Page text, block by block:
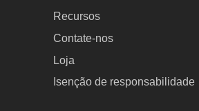
Recursos
Contate-nos
Loja
Isenção de responsabilidade